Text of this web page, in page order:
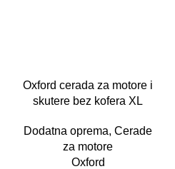
Oxford cerada za motore i
skutere bez kofera XL
Dodatna oprema, Cerade
za motore
Oxford